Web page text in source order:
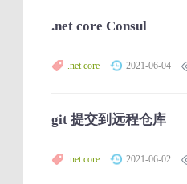
.net core Consul
.net core 2021-06-04
git 提交到远程仓库
.net core 2021-06-02